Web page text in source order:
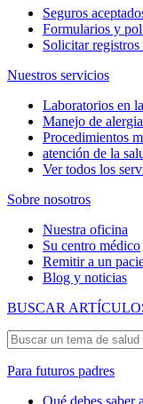
Seguros
Formularios y
Solicitar registros
Nuestros servicios
Laboratorios en
Manejo de
Procedimientos
atención de la
Ver todos los
Sobre nosotros
Nuestra oficina
Su centro médico
Remitir a un
Blog y noticias
BUSCAR
Para futuros padres
Qué debes saber